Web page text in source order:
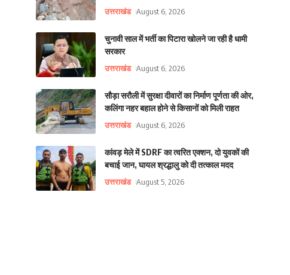
उत्तराखंड August 6, 2026
चुनावी साल में भर्ती का पिटारा खोलने जा रही है धामी
सरकार
उत्तराखंड August 6, 2026
सौड़ा सरौली में सुरक्षा दीवारों का निर्माण पूर्णता की ओर,
कलिंगा नहर बहाल होने से किसानों को मिली राहत
उत्तराखंड August 6, 2026
कांवड़ मेले में SDRF का त्वरित एक्शन, दो युवकों की
बचाई जान, घायल श्रद्धालु को दी तत्काल मदद
उत्तराखंड August 5, 2026